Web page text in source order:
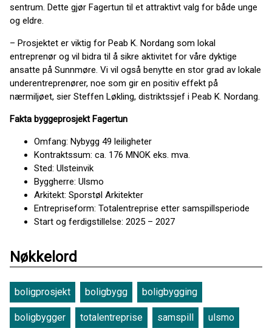
sentrum. Dette gjør Fagertun til et attraktivt valg for både unge
og eldre.
– Prosjektet er viktig for Peab K. Nordang som lokal
entreprenør og vil bidra til å sikre aktivitet for våre dyktige
ansatte på Sunnmøre. Vi vil også benytte en stor grad av lokale
underentreprenører, noe som gir en positiv effekt på
nærmiljøet, sier Steffen Løkling, distriktssjef i Peab K. Nordang.
Fakta byggeprosjekt Fagertun
Omfang: Nybygg 49 leiligheter
Kontraktssum: ca. 176 MNOK eks. mva.
Sted: Ulsteinvik
Byggherre: Ulsmo
Arkitekt: Sporstøl Arkitekter
Entrepriseform: Totalentreprise etter samspillsperiode
Start og ferdigstillelse: 2025 – 2027
Nøkkelord
boligprosjekt boligbygg boligbygging
boligbygger totalentreprise samspill ulsmo